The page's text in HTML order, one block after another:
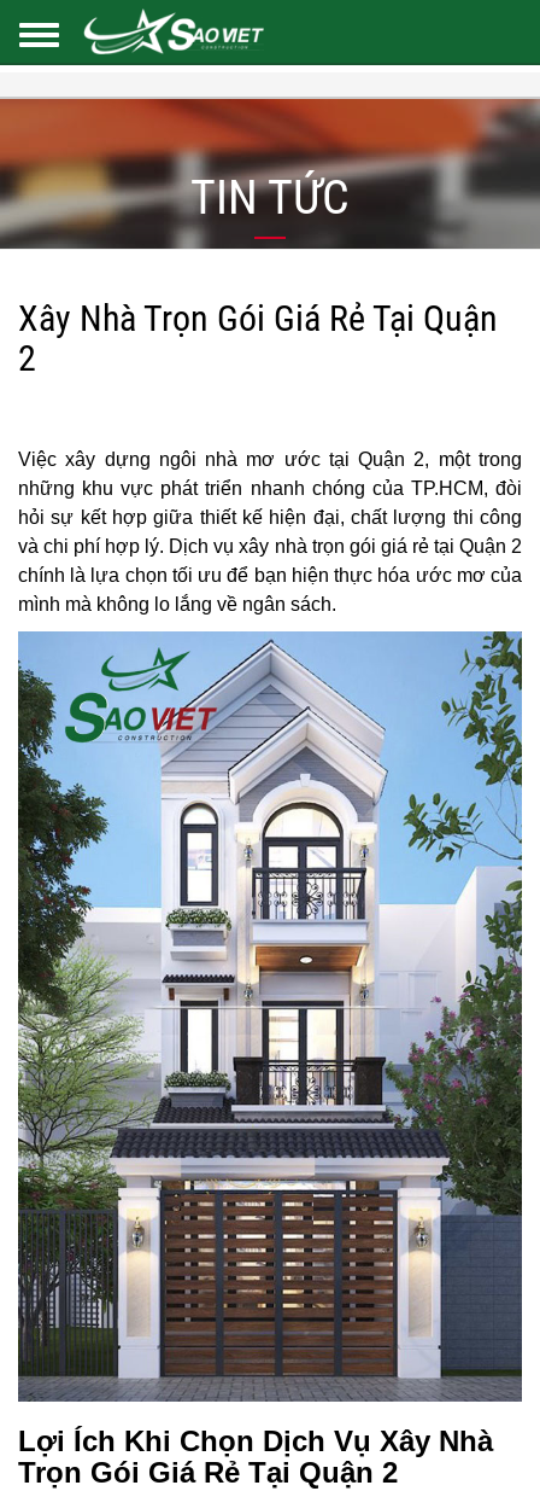
TIN TỨC
Xây Nhà Trọn Gói Giá Rẻ Tại Quận
2
Việc xây dựng ngôi nhà mơ ước tại Quận 2, một trong
những khu vực phát triển nhanh chóng của TP.HCM, đòi
hỏi sự kết hợp giữa thiết kế hiện đại, chất lượng thi công
và chi phí hợp lý. Dịch vụ xây nhà trọn gói giá rẻ tại Quận 2
chính là lựa chọn tối ưu để bạn hiện thực hóa ước mơ của
mình mà không lo lắng về ngân sách.
Lợi Ích Khi Chọn Dịch Vụ Xây Nhà
Trọn Gói Giá Rẻ Tại Quận 2